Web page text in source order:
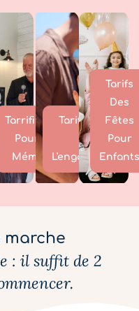
Tarrification
Pour Un
Mémorial
Tarification
De
L'engagement
Tarifs
Des
Fêtes
Pour
marche
: il suffit de 2